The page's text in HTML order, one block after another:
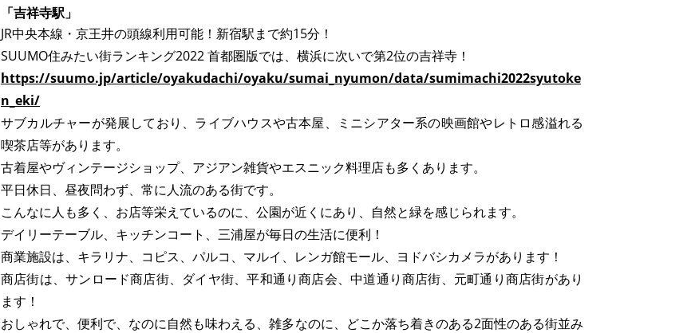
「吉祥寺駅」
JR中央本線・京王井の頭線利用可能！新宿駅まで約15分！
SUUMO住みたい街ランキング2022 首都圏版では、横浜に次いで第2位の吉祥寺！
https://suumo.jp/article/oyakudachi/oyaku/sumai_nyumon/data/sumimachi2022syutoke
n_eki/
サブカルチャーが発展しており、ライブハウスや古本屋、ミニシアター系の映画館やレトロ感溢れる
喫茶店等があります。
古着屋やヴィンテージショップ、アジアン雑貨やエスニック料理店も多くあります。
平日休日、昼夜問わず、常に人流のある街です。
こんなに人も多く、お店等栄えているのに、公園が近くにあり、自然と緑を感じられます。
デイリーテーブル、キッチンコート、三浦屋が毎日の生活に便利！
商業施設は、キラリナ、コピス、パルコ、マルイ、レンガ館モール、ヨドバシカメラがあります！
商店街は、サンロード商店街、ダイヤ街、平和通り商店会、中道通り商店街、元町通り商店街があり
ます！
おしゃれで、便利で、なのに自然も味わえる、雑多なのに、どこか落ち着きのある2面性のある街並み